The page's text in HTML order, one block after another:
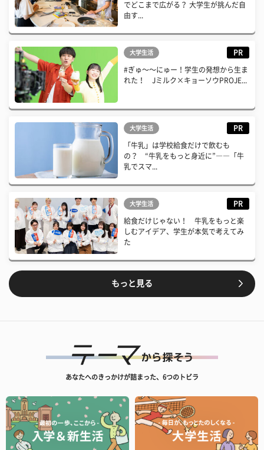
でどこまで広がる？ 大学生が挑んだ自
由す...
大学生活 PR
#ぎゅ〜〜にゅー！学生の発想から生ま
れた！ Jミルク×キョーソウPROJE...
大学生活 PR
「牛乳」は学校給食だけで飲むも
の？ “牛乳をもっと身近に”――「牛
乳でスマ...
大学生活 PR
給食だけじゃない！ 牛乳をもっと楽
しむアイデア、学生が本気で考えてみ
た
もっと見る
あなたへのきっかけが詰まった、6つのトビラ